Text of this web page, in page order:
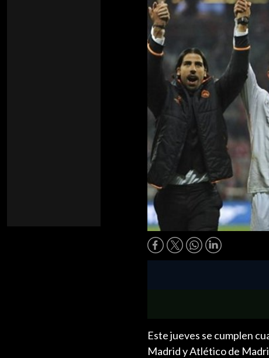
Este jueves se cumplen
Madrid y Atlético de